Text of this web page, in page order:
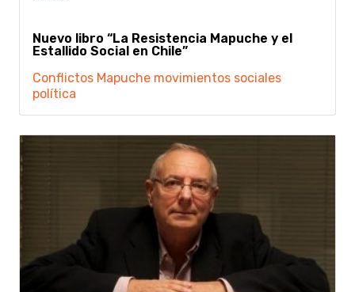
Nuevo libro “La Resistencia Mapuche y el
Estallido Social en Chile”
Conflictos Mapuche movimientos sociales
política